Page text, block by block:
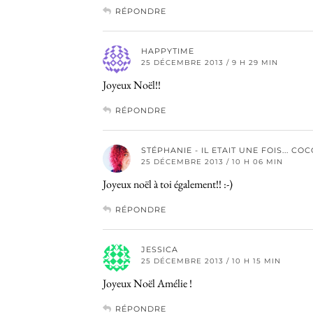
RÉPONDRE
HAPPYTIME
25 DÉCEMBRE 2013 / 9 H 29 MIN
Joyeux Noël!!
RÉPONDRE
STÉPHANIE - IL ETAIT UNE FOIS...
25 DÉCEMBRE 2013 / 10 H 06 MIN
Joyeux noël à toi également!! :-)
RÉPONDRE
JESSICA
25 DÉCEMBRE 2013 / 10 H 15 MIN
Joyeux Noël Amélie !
RÉPONDRE